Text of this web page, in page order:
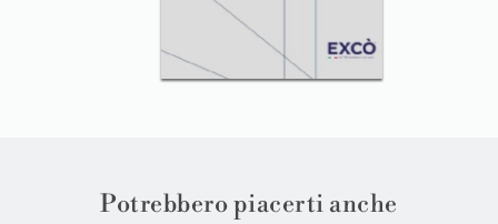
Potrebbero piacerti anche